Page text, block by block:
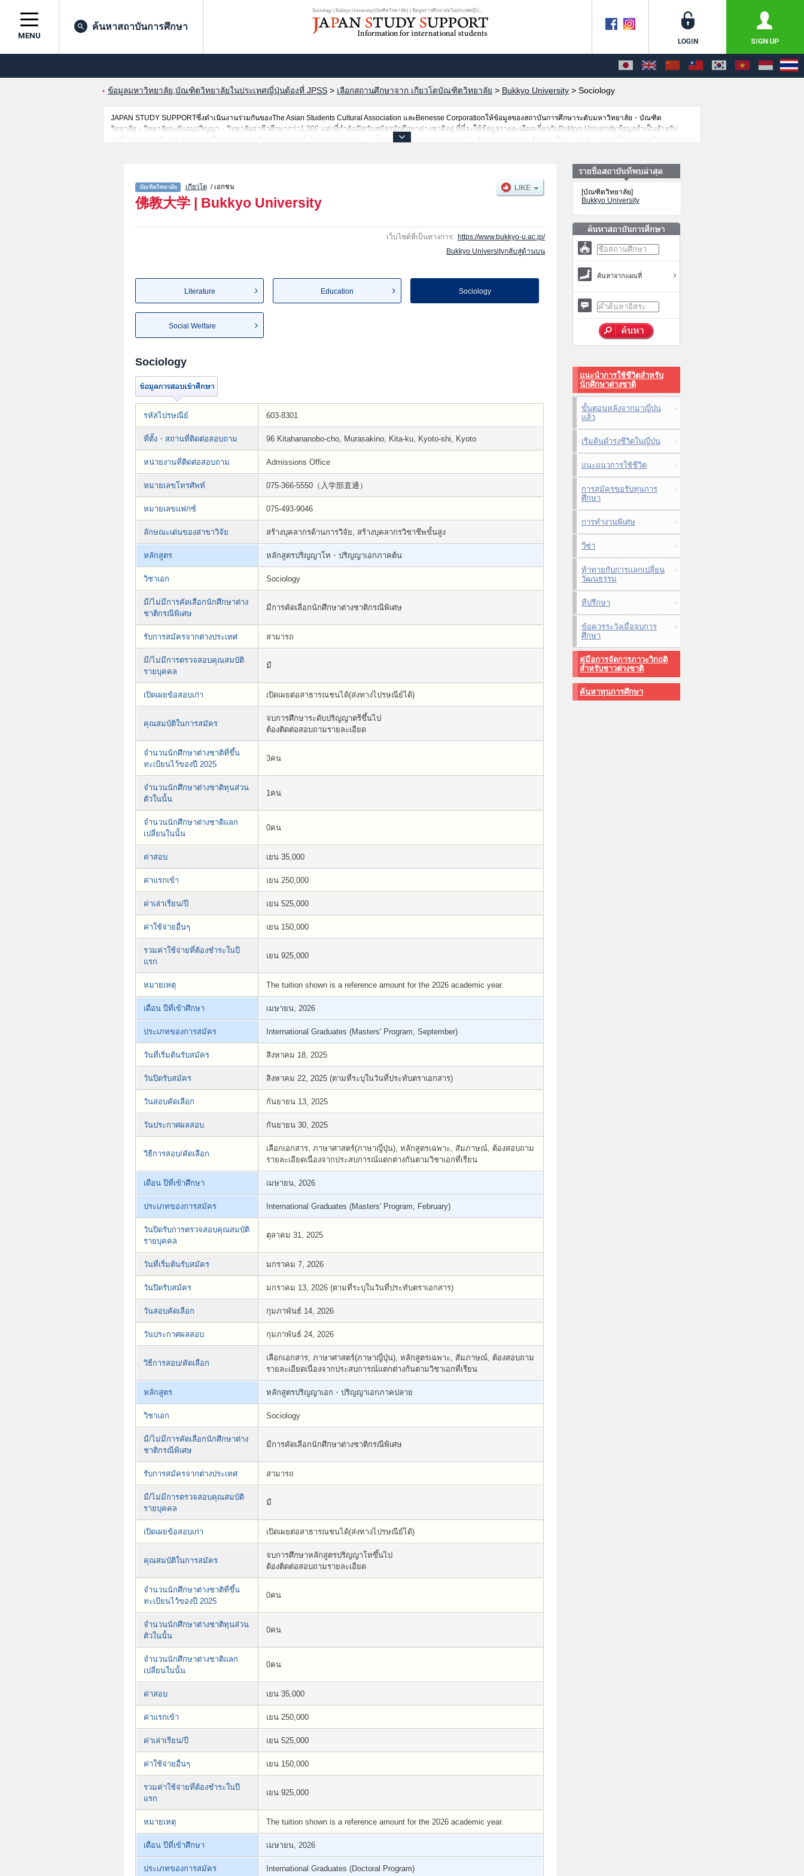
Sociology | Bukkyo University(บัณฑิตวิทยาลัย) | ข้อมูลการศึกษาต่อในประเทศญี่ป...
MENU
ค้นหาสถาบันการศึกษา
ข้อมูลมหาวิทยาลัย,บัณฑิตวิทยาลัยในประเทศญี่ปุ่นต้องที่ JPSS > เลือกสถานศึกษาจาก เกียวโตบัณฑิตวิทยาลัย > Bukkyo University > Sociology
JAPAN STUDY SUPPORTซึ่งดำเนินงานร่วมกันของThe Asian Students Cultural Association และBenesse Corporationให้ข้อมูลของสถาบันการศึกษาระดับมหาวิทยาลัย・บัณฑิต
วิทยาลัย・วิทยาลัยระดับอนุปริญญา・วิทยาลัยอาชีวศึกษากว่า1,300 แห่งที่กำลังเปิดรับสมัครนักศึกษาต่างชาติอยู่ ที่นี่จะให้ข้อมูลรายละเอียดเกี่ยวกับBukkyo University,ข้อมูลจำเป็นสำหรับ
นักศึกษาต่างชาติเช่นLiteratureหรือEducationหรือSociologyหรือSocial Welfare เป็นต้น,ข้อมูลของแต่ละสาขาวิจัย,ข้อมูลการสอบคัดเลือกเข้าศึกษาเช่นจำนวนคนที่รับสมัครหรือจำนวนคน
เกียวโต/ เอกชน
佛教大学 | Bukkyo University
เว็บไซต์ที่เป็นทางการ: https://www.bukkyo-u.ac.jp/
Bukkyo Universityกลับสู่ด้านบน
Literature Education Sociology
Social Welfare
Sociology
รหัสไปรษณีย์ 603-8301
ที่ตั้ง・สถานที่ติดต่อสอบถาม 96 Kitahananobo-cho, Murasakino, Kita-ku, Kyoto-shi, Kyoto
หน่วยงานที่ติดต่อสอบถาม Admissions Office
หมายเลขโทรศัพท์ 075-366-5550（入学部直通）
หมายเลขแฟกซ์ 075-493-9046
ลักษณะเด่นของสาขาวิจัย สร้างบุคลากรด้านการวิจัย, สร้างบุคลากรวิชาชีพขั้นสูง
หลักสูตร หลักสูตรปริญญาโท・ปริญญาเอกภาคต้น
วิชาเอก Sociology
มี/ไม่มีการคัดเลือกนักศึกษาต่าง
ชาติกรณีพิเศษ
มีการคัดเลือกนักศึกษาต่างชาติกรณีพิเศษ
รับการสมัครจากต่างประเทศ สามารถ
มี/ไม่มีการตรวจสอบคุณสมบัติ
รายบุคคล
มี
เปิดเผยข้อสอบเก่า เปิดเผยต่อสาธารณชนได้(ส่งทางไปรษณีย์ได้)
คุณสมบัติในการสมัคร
จบการศึกษาระดับปริญญาตรีขึ้นไป
ต้องติดต่อสอบถามรายละเอียด
จำนวนนักศึกษาต่างชาติที่ขึ้น
ทะเบียนไว้ของปี 2025
3คน
จำนวนนักศึกษาต่างชาติทุนส่วน
ตัวในนั้น
1คน
จำนวนนักศึกษาต่างชาติแลก
เปลี่ยนในนั้น
0คน
ค่าสอบ เยน 35,000
ค่าแรกเข้า เยน 250,000
ค่าเล่าเรียน/ปี เยน 525,000
ค่าใช้จ่ายอื่นๆ เยน 150,000
รวมค่าใช้จ่ายที่ต้องชำระในปี
แรก
เยน 925,000
หมายเหตุ The tuition shown is a reference amount for the 2026 academic year.
เดือน ปีที่เข้าศึกษา เมษายน, 2026
ประเภทของการสมัคร International Graduates (Masters' Program, September)
วันที่เริ่มต้นรับสมัคร สิงหาคม 18, 2025
วันปิดรับสมัคร สิงหาคม 22, 2025 (ตามที่ระบุในวันที่ประทับตราเอกสาร)
วันสอบคัดเลือก กันยายน 13, 2025
วันประกาศผลสอบ กันยายน 30, 2025
วิธีการสอบ/คัดเลือก
เลือกเอกสาร, ภาษาศาสตร์(ภาษาญี่ปุ่น), หลักสูตรเฉพาะ, สัมภาษณ์, ต้องสอบถาม
รายละเอียดเนื่องจากประสบการณ์แตกต่างกันตามวิชาเอกที่เรียน
เดือน ปีที่เข้าศึกษา เมษายน, 2026
ประเภทของการสมัคร International Graduates (Masters' Program, February)
วันปิดรับการตรวจสอบคุณสมบัติ
รายบุคคล
ตุลาคม 31, 2025
วันที่เริ่มต้นรับสมัคร มกราคม 7, 2026
วันปิดรับสมัคร มกราคม 13, 2026 (ตามที่ระบุในวันที่ประทับตราเอกสาร)
วันสอบคัดเลือก กุมภาพันธ์ 14, 2026
วันประกาศผลสอบ กุมภาพันธ์ 24, 2026
วิธีการสอบ/คัดเลือก
เลือกเอกสาร, ภาษาศาสตร์(ภาษาญี่ปุ่น), หลักสูตรเฉพาะ, สัมภาษณ์, ต้องสอบถาม
รายละเอียดเนื่องจากประสบการณ์แตกต่างกันตามวิชาเอกที่เรียน
หลักสูตร หลักสูตรปริญญาเอก・ปริญญาเอกภาคปลาย
วิชาเอก Sociology
มี/ไม่มีการคัดเลือกนักศึกษาต่าง
ชาติกรณีพิเศษ
มีการคัดเลือกนักศึกษาต่างชาติกรณีพิเศษ
รับการสมัครจากต่างประเทศ สามารถ
มี/ไม่มีการตรวจสอบคุณสมบัติ
รายบุคคล
มี
เปิดเผยข้อสอบเก่า เปิดเผยต่อสาธารณชนได้(ส่งทางไปรษณีย์ได้)
คุณสมบัติในการสมัคร
จบการศึกษาหลักสูตรปริญญาโทขึ้นไป
ต้องติดต่อสอบถามรายละเอียด
จำนวนนักศึกษาต่างชาติที่ขึ้น
ทะเบียนไว้ของปี 2025
0คน
จำนวนนักศึกษาต่างชาติทุนส่วน
ตัวในนั้น
0คน
จำนวนนักศึกษาต่างชาติแลก
เปลี่ยนในนั้น
0คน
ค่าสอบ เยน 35,000
ค่าแรกเข้า เยน 250,000
ค่าเล่าเรียน/ปี เยน 525,000
ค่าใช้จ่ายอื่นๆ เยน 150,000
รวมค่าใช้จ่ายที่ต้องชำระในปี
แรก
เยน 925,000
หมายเหตุ The tuition shown is a reference amount for the 2026 academic year.
เดือน ปีที่เข้าศึกษา เมษายน, 2026
ประเภทของการสมัคร International Graduates (Doctoral Program)
[บัณฑิตวิทยาลัย]
Bukkyo University
ค้นหาจากแผนที่
แนะนำการใช้ชีวิตสำหรับ
นักศึกษาต่างชาติ
ขั้นตอนหลังจากมาญี่ปุ่น
แล้ว
เริ่มต้นดำรงชีวิตในญี่ปุ่น
แนะแนวการใช้ชีวิต
การสมัครขอรับทุนการ
ศึกษา
การทำงานพิเศษ
วีซ่า
ท้าทายกับการแลกเปลี่ยน
วัฒนธรรม
ที่ปรึกษา
ข้อควรระวังเมื่อจบการ
ศึกษา
คู่มือการจัดการภาวะวิกฤติ
สำหรับชาวต่างชาติ
ค้นหาทุนการศึกษา